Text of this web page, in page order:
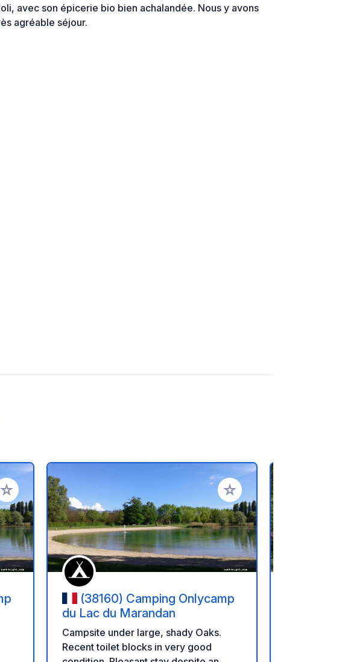
avec son épicerie bio bien achalandée. Nous y avons
agréable séjour.
ai tuoi preferiti Aggiungi ai tuoi preferiti
(38160) Camping Onlycamp
du Lac du Marandan
Campsite under large, shady Oaks.
Recent toilet blocks in very good